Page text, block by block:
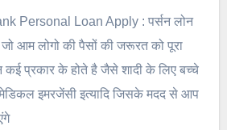
Personal Loan Apply : पर्सन लोन
आम लोगो की पैसों की जरूरत को पूरा
कई प्रकार के होते है जैसे शादी के लिए बच्चे
इमरजेंसी इत्यादि जिसके मदद से आप